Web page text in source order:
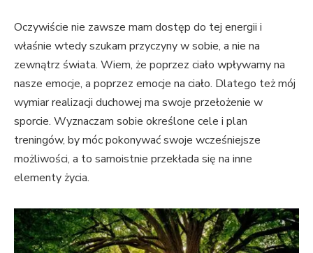
Oczywiście nie zawsze mam dostęp do tej energii i
właśnie wtedy szukam przyczyny w sobie, a nie na
zewnątrz świata. Wiem, że poprzez ciało wpływamy na
nasze emocje, a poprzez emocje na ciało. Dlatego też mój
wymiar realizacji duchowej ma swoje przełożenie w
sporcie. Wyznaczam sobie określone cele i plan
treningów, by móc pokonywać swoje wcześniejsze
możliwości, a to samoistnie przekłada się na inne
elementy życia.